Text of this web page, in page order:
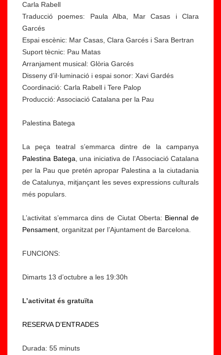
Carla Rabell
Traducció poemes: Paula Alba, Mar Casas i Clara
Garcés
Espai escènic: Mar Casas, Clara Garcés i Sara Bertran
Suport tècnic: Pau Matas
Arranjament musical: Glòria Garcés
Disseny d’il·luminació i espai sonor: Xavi Gardés
Coordinació: Carla Rabell i Tere Palop
Producció: Associació Catalana per la Pau
Palestina Batega
La peça teatral s’emmarca dintre de la campanya
Palestina Batega, una iniciativa de l’Associació Catalana
per la Pau que pretén apropar Palestina a la ciutadania
de Catalunya, mitjançant les seves expressions culturals
més populars.
L’activitat s’emmarca dins de Ciutat Oberta: Biennal de
Pensament, organitzat per l’Ajuntament de Barcelona.
FUNCIONS:
Dimarts 13 d’octubre a les 19:30h
L’activitat és gratuïta
RESERVA D’ENTRADES
Durada: 55 minuts